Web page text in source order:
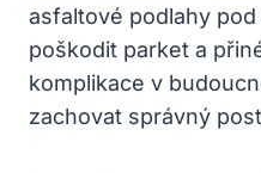
asfaltové podlahy
poškodit parket a
komplikace v
zachovat správný